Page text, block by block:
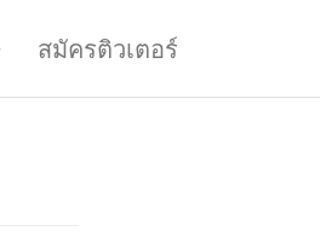
สมัครติวเตอร์